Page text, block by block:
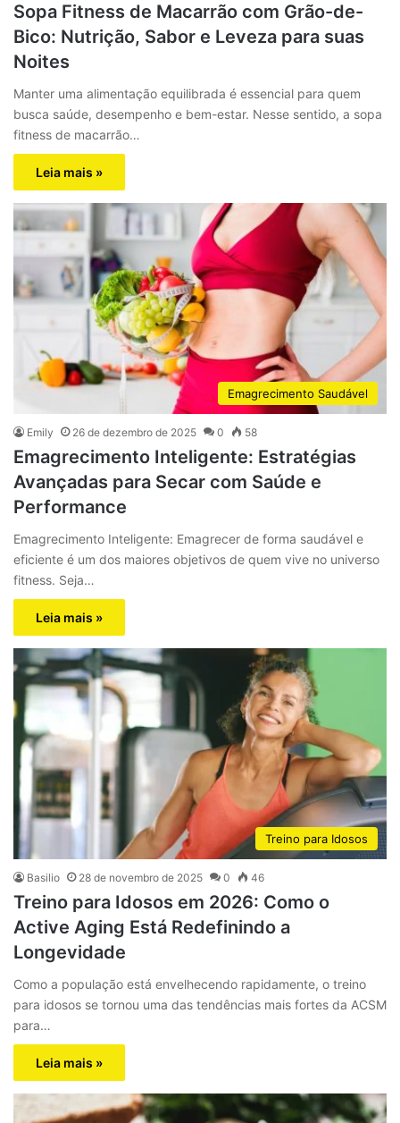
Sopa Fitness de Macarrão com Grão-de-
Bico: Nutrição, Sabor e Leveza para suas
Noites
Manter uma alimentação equilibrada é essencial para quem
busca saúde, desempenho e bem-estar. Nesse sentido, a sopa
fitness de macarrão…
Leia mais »
Emagrecimento Saudável
Emily 26 de dezembro de 2025 0 58
Emagrecimento Inteligente: Estratégias
Avançadas para Secar com Saúde e
Performance
Emagrecimento Inteligente: Emagrecer de forma saudável e
eficiente é um dos maiores objetivos de quem vive no universo
fitness. Seja…
Leia mais »
Treino para Idosos
Basilio 28 de novembro de 2025 0 46
Treino para Idosos em 2026: Como o
Active Aging Está Redefinindo a
Longevidade
Como a população está envelhecendo rapidamente, o treino
para idosos se tornou uma das tendências mais fortes da ACSM
para…
Leia mais »